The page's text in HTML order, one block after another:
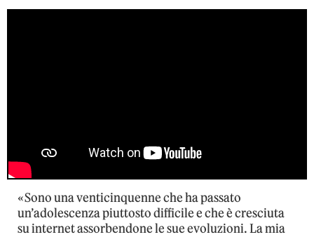
«Sono una venticinquenne che ha passato
un’adolescenza piuttosto difficile e che è cresciuta
su internet assorbendone le sue evoluzioni. La mia